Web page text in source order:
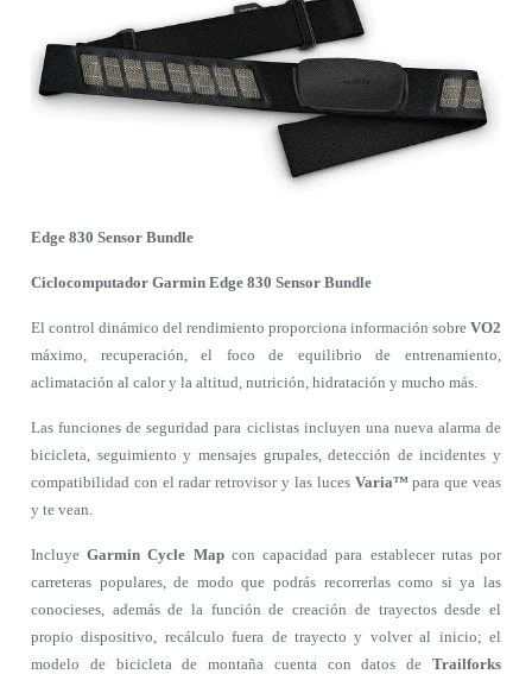
Edge 830 Sensor Bundle
Ciclocomputador Garmin Edge 830 Sensor Bundle
El control dinámico del rendimiento proporciona información sobre VO2
máximo, recuperación, el foco de equilibrio de entrenamiento,
aclimatación al calor y la altitud, nutrición, hidratación y mucho más.
Las funciones de seguridad para ciclistas incluyen una nueva alarma de
bicicleta, seguimiento y mensajes grupales, detección de incidentes y
compatibilidad con el radar retrovisor y las luces Varia™para que veas
y te vean.
IncluyeGarmin Cycle Mapcon capacidad para establecer rutas por
carreteras populares, de modo que podrás recorrerlas como si ya las
conocieses, además de la función de creación de trayectos desde el
propio dispositivo, recálculo fuera de trayecto y volver al inicio; el
modelo de bicicleta de montaña cuenta con datos de Trailforks